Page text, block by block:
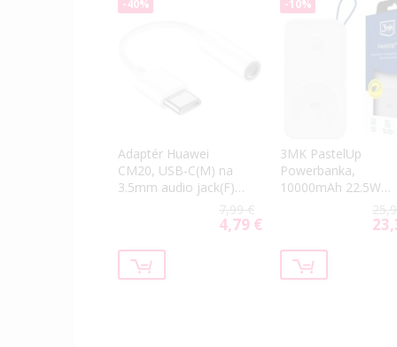
-40%
Adaptér Huawei
CM20, USB-C(M) na
3.5mm audio jack(F),
7,99 €
Special
4,79 €
-10%
3MK PastelUp
Powerbanka,
10000mAh 22.5W
C,2xMagSafe) biela